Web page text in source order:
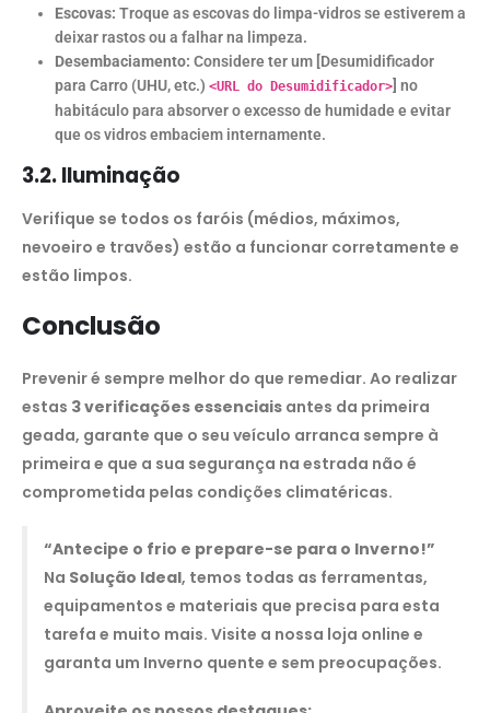
Escovas: Troque as escovas do limpa-vidros se estiverem a
deixar rastos ou a falhar na limpeza.
Desembaciamento: Considere ter um [Desumidificador
para Carro (UHU, etc.) <URL do Desumidificador>] no
habitáculo para absorver o excesso de humidade e evitar
que os vidros embaciem internamente.
3.2. Iluminação
Verifique se todos os faróis (médios, máximos,
nevoeiro e travões) estão a funcionar corretamente e
estão limpos.
Conclusão
Prevenir é sempre melhor do que remediar. Ao realizar
estas 3 verificações essenciais antes da primeira
geada, garante que o seu veículo arranca sempre à
primeira e que a sua segurança na estrada não é
comprometida pelas condições climatéricas.
“Antecipe o frio e prepare-se para o Inverno!”
Na Solução Ideal, temos todas as ferramentas,
equipamentos e materiais que precisa para esta
tarefa e muito mais. Visite a nossa loja online e
garanta um Inverno quente e sem preocupações.